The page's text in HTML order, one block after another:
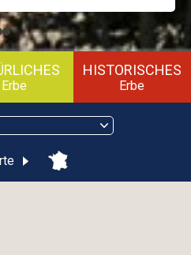
Erbe
HISTORISCHES
Erbe